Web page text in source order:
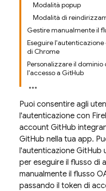
Modalità popup
Modalità di
Gestire manualmente il
Eseguire l'autenticazione
di Chrome
Personalizzare il
l'accesso a GitHub
Puoi consentire agli
l'autenticazione con
account GitHub
GitHub nella tua app.
l'autenticazione GitHub
per eseguire il flusso di
manualmente il flusso
passando il token di